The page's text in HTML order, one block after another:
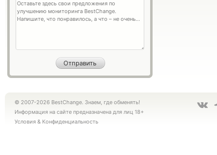
© 2007-2026 BestChange. Знаем, где обменять!
Информация на сайте предназначена для лиц 18+
Условия & Конфиденциальность